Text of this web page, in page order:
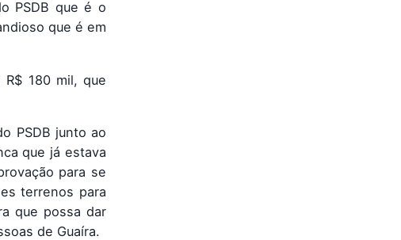
PSDB que é o
que é em
180 mil, que
PSDB junto ao
que já estava
para se
terrenos para
que possa dar
de Guaíra.